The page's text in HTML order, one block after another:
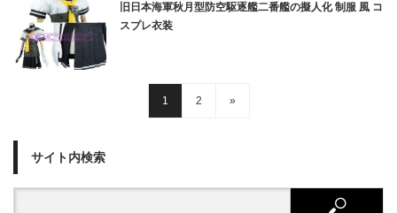
旧日本海軍秋月型防空駆逐艦二番艦の擬人化 制服 風 コ
スプレ衣装
1 2 »
サイト内検索